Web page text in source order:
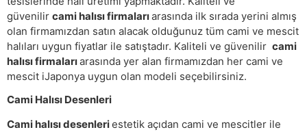
güvenilir cami halısı firmalarıarasında ilk sırada yerini almış
olan firmamızdan satın alacak olduğunuz tüm cami ve mescit
halıları uygun fiyatlar ile satıştadır. Kaliteli ve güvenilir cami
halısı firmalarıarasında yer alan firmamızdan her cami ve
mescit iJaponya uygun olan modeli seçebilirsiniz.
Cami Halısı Desenleri
Cami halısı desenleriestetik açıdan cami ve mescitler ile